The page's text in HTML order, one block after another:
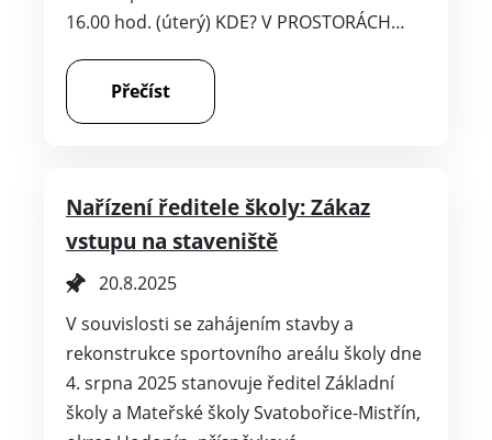
16.00 hod. (úterý) KDE? V PROSTORÁCH…
Přečíst
Nařízení ředitele školy: Zákaz
vstupu na staveniště
20.8.2025
V souvislosti se zahájením stavby a
rekonstrukce sportovního areálu školy dne
4. srpna 2025 stanovuje ředitel Základní
školy a Mateřské školy Svatobořice-Mistřín,